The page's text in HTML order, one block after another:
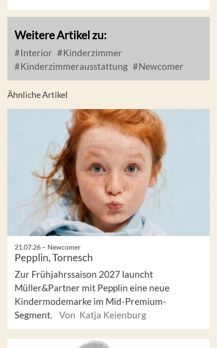
Weitere Artikel zu:
Interior
Kinderzimmer
Kinderzimmerausstattung
Newcomer
Ähnliche Artikel
21.07.26 – Newcomer
Pepplin, Tornesch
Zur Frühjahrssaison 2027 launcht
Müller&Partner mit Pepplin eine neue
Kindermodemarke im Mid-Premium-
Segment.
Von Katja Keienburg